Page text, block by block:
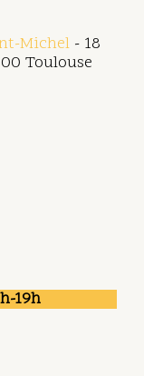
Michel - 18
Toulouse
19h